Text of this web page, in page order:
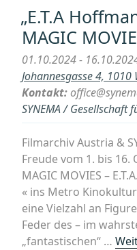
DER
ZOO
in
Wien
–
Film
&
Lektüre“
„E.T.A
MAGIC
01.10.2024 -
Johannesgasse 4, 1010
Kontakt:
SYNEMA / Gesellschaft
Filmarchiv Austria &
Freude vom 1. bis
MAGIC MOVIES –
« ins Metro
eine Vielzahl an
Feder des – im
„fantastischen“ …